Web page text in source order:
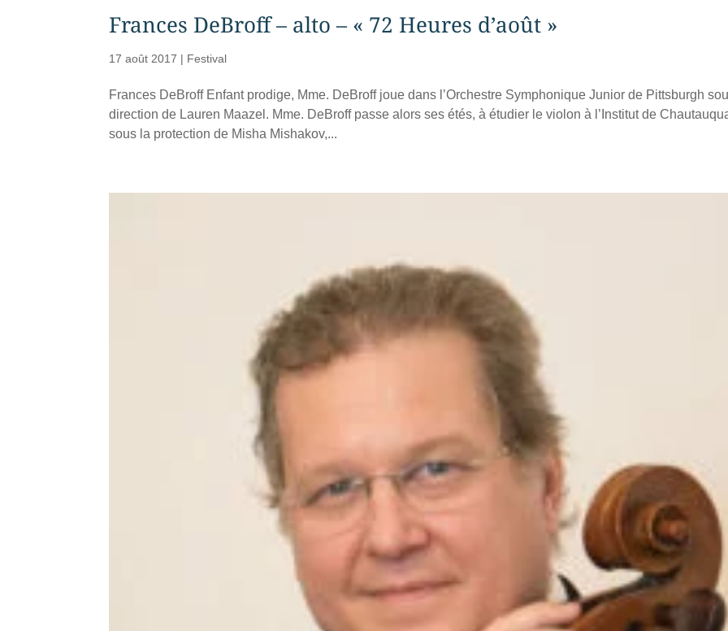
Frances DeBroff – alto – « 72 Heures d’août »
17 août 2017 | Festival
Frances DeBroff Enfant prodige, Mme. DeBroff joue dans l’Orchestre Symphonique Junior de Pittsburgh
direction de Lauren Maazel. Mme. DeBroff passe alors ses étés, à étudier le violon à l’Institut de
sous la protection de Misha Mishakov,...